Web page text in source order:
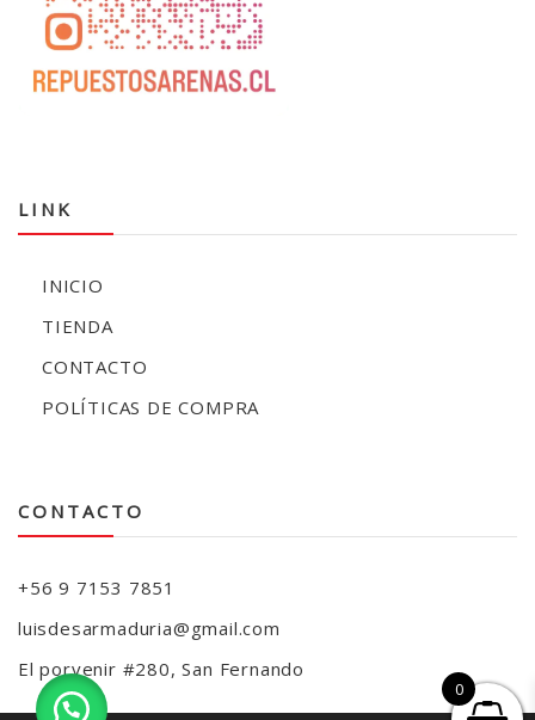
LINK
INICIO
TIENDA
CONTACTO
POLÍTICAS DE COMPRA
CONTACTO
+56 9 7153 7851
luisdesarmaduria@gmail.com
El porvenir #280, San Fernando
0